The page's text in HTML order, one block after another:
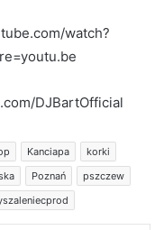
watch?
DJBartOfficial
Kanciapa
korki
Poznań
pszczew